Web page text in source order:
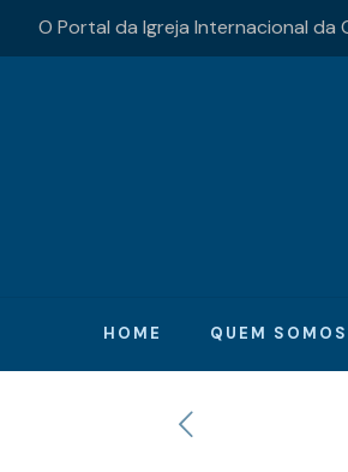
O Portal da Igreja Internacional da
HOME QUEM SOMOS